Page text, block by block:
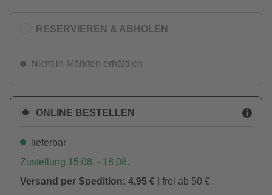
RESERVIEREN & ABHOLEN
Nicht in Märkten erhältlich
ONLINE BESTELLEN
lieferbar
Zustellung 15.08. - 18.08.
Versand per Spedition: 4,95 € | frei ab 50 €